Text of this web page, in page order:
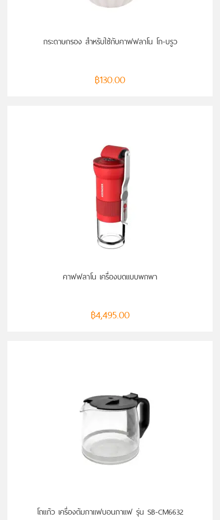
กระดาษกรอง สำหรับใช้กับคาฟฟลาโน โก-บรูว
฿130.00
คาฟฟลาโน เครื่องบดแบบพกพา
฿4,495.00
โถแก้ว เครื่องต้มกาแฟบอนกาแฟ รุ่น SB-CM6632